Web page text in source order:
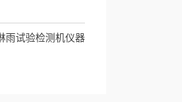
雨试验检测机仪器